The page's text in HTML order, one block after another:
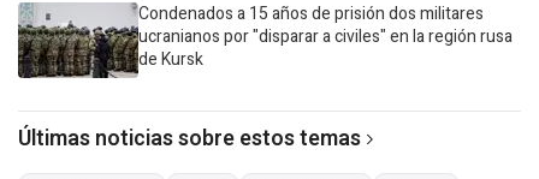
Condenados a 15 años de prisión dos militares
ucranianos por "disparar a civiles" en la región rusa
de Kursk
Últimas noticias sobre estos temas